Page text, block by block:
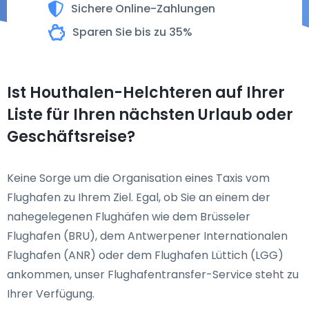
Sichere Online-Zahlungen
Sparen Sie bis zu 35%
Ist Houthalen-Helchteren auf Ihrer
Liste für Ihren nächsten Urlaub oder
Geschäftsreise?
Keine Sorge um die Organisation eines Taxis vom
Flughafen zu Ihrem Ziel. Egal, ob Sie an einem der
nahegelegenen Flughäfen wie dem Brüsseler
Flughafen (BRU), dem Antwerpener Internationalen
Flughafen (ANR) oder dem Flughafen Lüttich (LGG)
ankommen, unser Flughafentransfer-Service steht zu
Ihrer Verfügung.